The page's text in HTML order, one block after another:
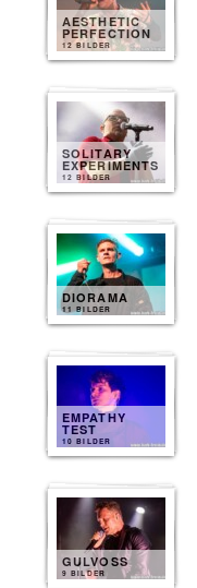
AESTHETIC
PERFECTION
12 BILDER
SOLITARY
EXPERIMENTS
12 BILDER
DIORAMA
11 BILDER
EMPATHY
TEST
10 BILDER
GULVOSS
9 BILDER